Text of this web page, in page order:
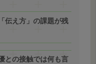
伝え方」の課題が残
との接触では何も言